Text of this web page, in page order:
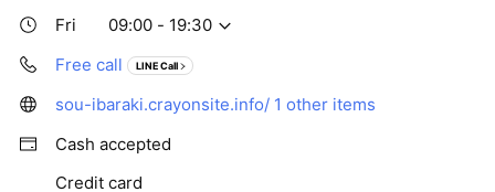
Fri
09:00 - 19:30
Free call
LINE Call
sou-ibaraki.crayonsite.info/ 1 other items
Cash accepted
Credit card